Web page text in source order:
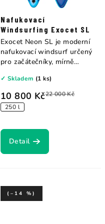
Nafukovací
Windsurfing Exocet SL
10 800 Kč22 000 Kč
250 l
✓ Skladem (1 ks)
Detail
Exocet Neon SL je moderní
nafukovací windsurf určený
pro začátečníky, mírně
(–14 %)